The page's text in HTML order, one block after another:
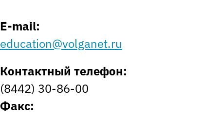
E-mail:
education@volganet.ru
Контактный телефон:
(8442) 30-86-00
Факс: